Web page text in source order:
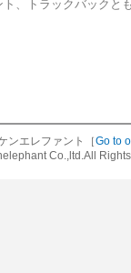
ト、トラックバックと
ンエレファント［Go to
Co.,ltd.All